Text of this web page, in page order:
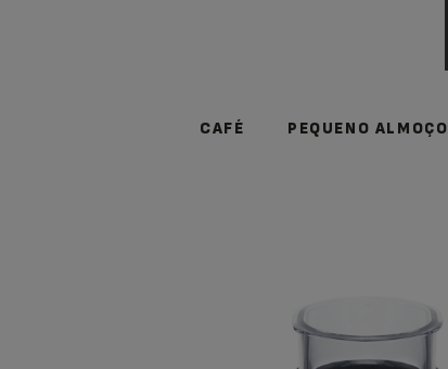
CAFÉ PEQUENO ALMOÇO